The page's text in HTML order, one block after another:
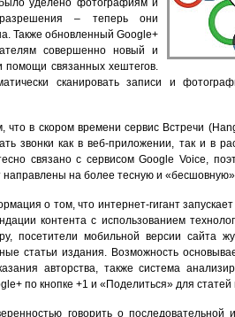
уделено фотографиям и
разрешения – теперь они
Также обновленный Google+
совершенно новый и
помощи связанных хештегов.
сканировать записи и
что в скором времени сервис Встречи
звонки как в веб-приложении, так и в
связано с сервисом Google Voice,
направлены на более тесную и
о том, что интернет-гигант
контента с использованием
посетители мобильной версии сайта
статьи издания. Возможность
авторства, также система
по кнопке +1 и «Поделиться» для статей
говорить о последовательной